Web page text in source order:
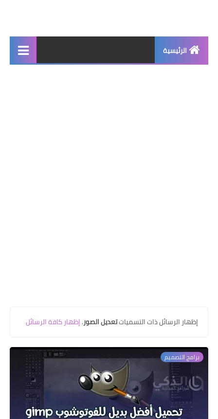
الرئيسية
‏إظهار الرسائل ذات التسمياتتعديل الصور.إظهار كافة الرسائل
برامج التصميم